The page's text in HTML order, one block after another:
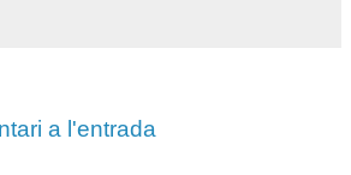
a l'entrada